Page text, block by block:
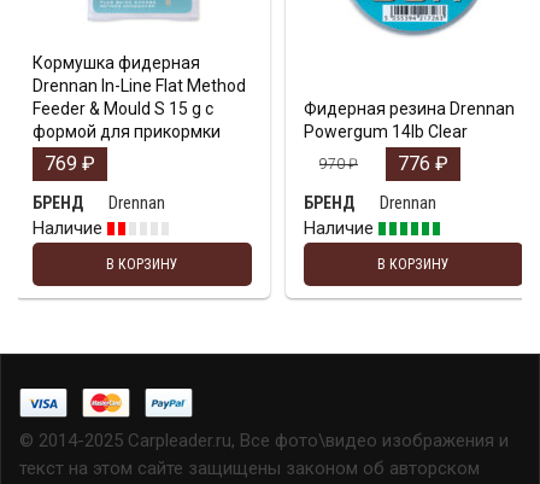
Кормушка фидерная
Drennan In-Line Flat Method
Feeder & Mould S 15 g с
формой для прикормки
769 ₽
БРЕНД
Drennan
Наличие
В КОРЗИНУ
Фидерная резина Drennan
Powergum 14lb Clear
970₽ 776 ₽
БРЕНД
Drennan
Наличие
В КОРЗИНУ
© 2014-2025 Carpleader.ru, Все фото\видео изображения и
текст на этом сайте защищены законом об авторском